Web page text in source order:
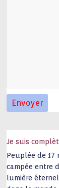
Je suis
Peuplée de 17
campée entre
lumière